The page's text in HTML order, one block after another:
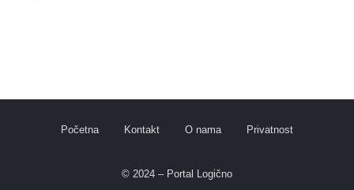
Početna Kontakt O nama Privatnost
© 2024 – Portal Logično